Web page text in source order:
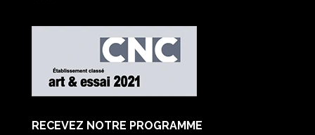
RECEVEZ NOTRE PROGRAMME